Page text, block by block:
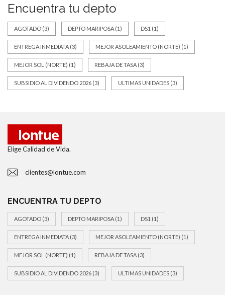
Encuentra tu depto
AGOTADO (3) DEPTO MARIPOSA (1) DS1 (1)
ENTREGA INMEDIATA (3) MEJOR ASOLEAMIENTO (NORTE) (1)
MEJOR SOL (NORTE) (1) REBAJA DE TASA (3)
SUBSIDIO AL DIVIDENDO 2026 (3) ULTIMAS UNIDADES (3)
Elige Calidad de Vida.
clientes@lontue.com
ENCUENTRA TU DEPTO
AGOTADO (3) DEPTO MARIPOSA (1) DS1 (1)
ENTREGA INMEDIATA (3) MEJOR ASOLEAMIENTO (NORTE) (1)
MEJOR SOL (NORTE) (1) REBAJA DE TASA (3)
SUBSIDIO AL DIVIDENDO 2026 (3) ULTIMAS UNIDADES (3)